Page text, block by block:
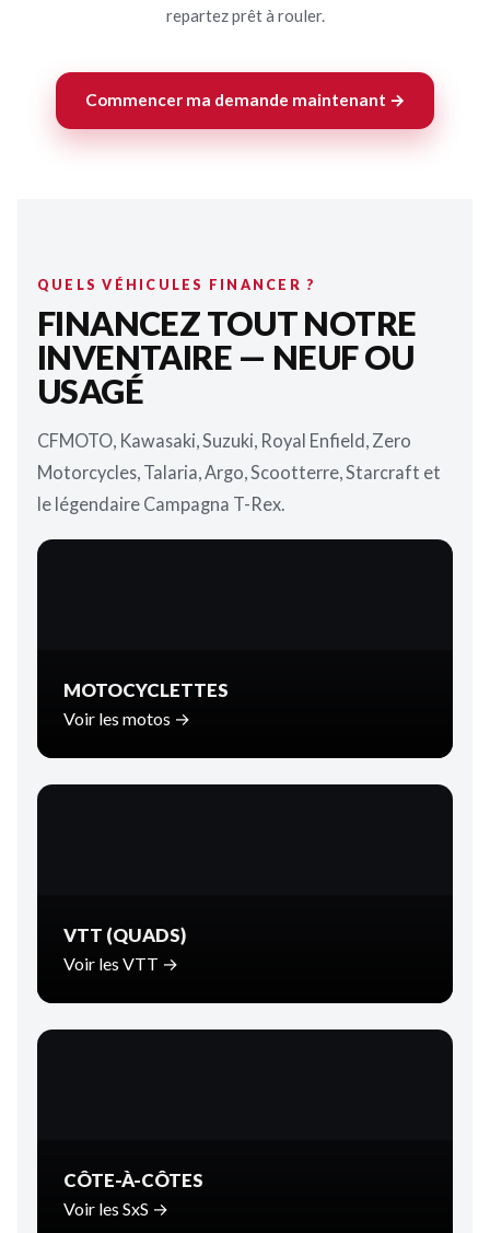
repartez prêt à rouler.
Commencer ma demande maintenant →
QUELS VÉHICULES FINANCER ?
FINANCEZ TOUT NOTRE
INVENTAIRE — NEUF OU
USAGÉ
CFMOTO, Kawasaki, Suzuki, Royal Enfield, Zero
Motorcycles, Talaria, Argo, Scootterre, Starcraft et
le légendaire Campagna T-Rex.
MOTOCYCLETTES
Voir les motos →
VTT (QUADS)
Voir les VTT →
CÔTE-À-CÔTES
Voir les SxS →